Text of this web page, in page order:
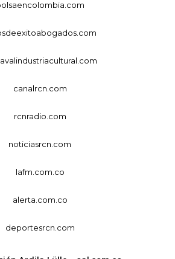
canalrcn.com
rcnradio.com
noticiasrcn.com
lafm.com.co
alerta.com.co
deportesrcn.com